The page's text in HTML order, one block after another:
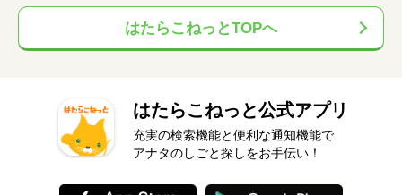
はたらこねっとTOPへ
はたらこねっと公式アプリ
充実の検索機能と便利な通知機能で
アナタのしごと探しをお手伝い！